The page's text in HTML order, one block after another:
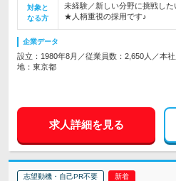
対象と
なる方
未経験／新しい分野に挑戦し
★人柄重視の採用です♪
企業データ
設立：1980年8月／従業員数：2,650人／本
地：東京都
求人詳細を見る
志望動機・自己PR不要